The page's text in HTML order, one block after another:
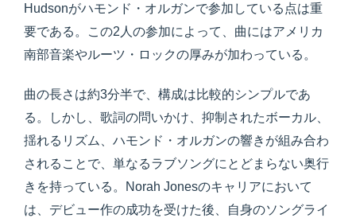
Hudsonがハモンド・オルガンで参加している点は重
要である。この2人の参加によって、曲にはアメリカ
南部音楽やルーツ・ロックの厚みが加わっている。
曲の長さは約3分半で、構成は比較的シンプルであ
る。しかし、歌詞の問いかけ、抑制されたボーカル、
揺れるリズム、ハモンド・オルガンの響きが組み合わ
されることで、単なるラブソングにとどまらない奥行
きを持っている。Norah Jonesのキャリアにおいて
は、デビュー作の成功を受けた後、自身のソングライ